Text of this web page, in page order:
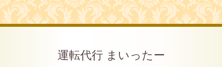
運転代行 まいったー